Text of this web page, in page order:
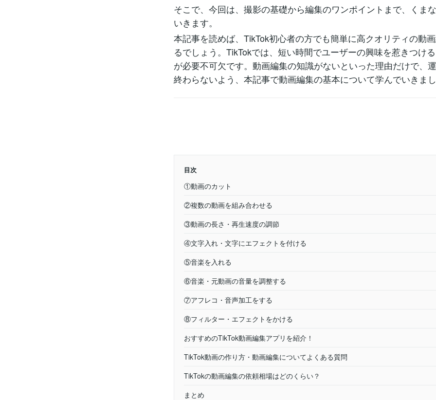
そこで、今回は、撮影の基礎から編集のワンポイントまで、くま
いきます。
本記事を読めば、TikTok初心者の方でも簡単に高クオリティの動
るでしょう。TikTokでは、短い時間でユーザーの興味を惹きつけ
が必要不可欠です。動画編集の知識がないといった理由だけで、
終わらないよう、本記事で動画編集の基本について学んでいきまし
目次
①動画のカット
②複数の動画を組み合わせる
③動画の長さ・再生速度の調節
④文字入れ・文字にエフェクトを付ける
⑤音楽を入れる
⑥音楽・元動画の音量を調整する
⑦アフレコ・音声加工をする
⑧フィルター・エフェクトをかける
おすすめのTikTok動画編集アプリを紹介！
TikTok動画の作り方・動画編集についてよくある質問
TikTokの動画編集の依頼相場はどのくらい？
まとめ